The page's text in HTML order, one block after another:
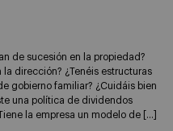
de sucesión en la propiedad?
la dirección? ¿Tenéis estructuras
gobierno familiar? ¿Cuidáis bien
una política de dividendos
la empresa un modelo de […]